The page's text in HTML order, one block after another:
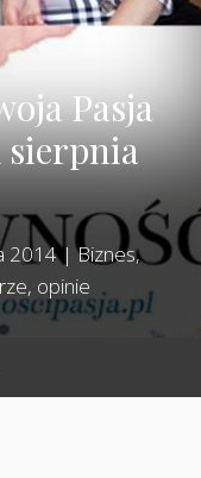
Pasja
sierpnia
2014|Biznes,
opinie